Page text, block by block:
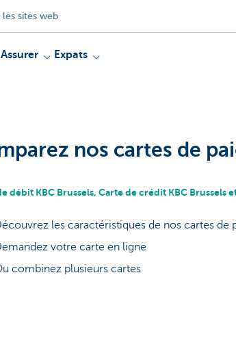
les sites web
Assurer
Expats
nos cartes de
débit KBC Brussels, Carte de crédit KBC Brussels
les caractéristiques de nos cartes de
votre carte en ligne
combinez plusieurs cartes